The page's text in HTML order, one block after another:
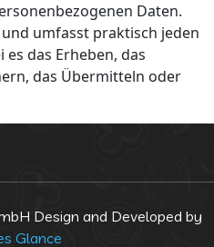
Daten.
umfasst praktisch jeden
das Erheben, das
das Übermitteln oder
Design and Developed by
Glance